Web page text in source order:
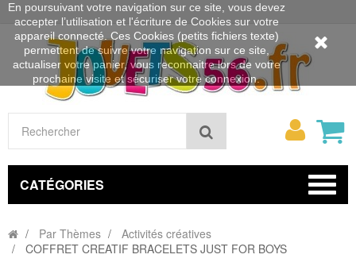
Rechercher
Mon
CATÉGORIES
Par Thèmes
Activités créatives
COFFRET CREATIF BRACELETS JUST FOR BOYS
En poursuivant votre navigation sur ce site, vous devez
accepter l’utilisation et l'écriture de Cookies sur votre
appareil connecté. Ces Cookies (petits fichiers texte)
permettent de suivre votre navigation sur ce site,
actualiser votre panier, vous reconnaitre lors de votre
prochaine visite et sécuriser votre connexion.